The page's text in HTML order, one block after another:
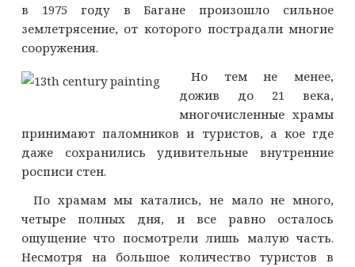
в 1975 году в Багане произошло сильное
землетрясение, от которого пострадали многие
сооружения.
Но тем не менее,
дожив до 21 века,
многочисленные храмы
принимают паломников и туристов, а кое где
даже сохранились удивительные внутренние
росписи стен.
По храмам мы катались, не мало не много,
четыре полных дня, и все равно осталось
ощущение что посмотрели лишь малую часть.
Несмотря на большое количество туристов в